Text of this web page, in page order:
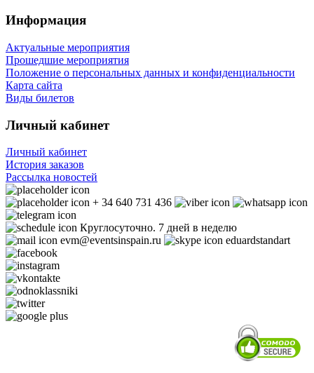
Информация
Актуальные мероприятия
Прошедшие мероприятия
Положение о персональных данных и конфиденциальности
Карта сайта
Виды билетов
Личный кабинет
Личный кабинет
История заказов
Рассылка новостей
+ 34 640 731 436
Круглосуточно. 7 дней в неделю
evm@eventsinspain.ru
eduardstandart